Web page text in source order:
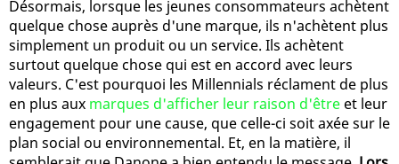
Désormais, lorsque les jeunes consommateurs achètent
quelque chose auprès d'une marque, ils n'achètent plus
simplement un produit ou un service. Ils achètent
surtout quelque chose qui est en accord avec leurs
valeurs. C'est pourquoi les Millennials réclament de plus
en plus aux marques d'afficher leur raison d'être et leur
engagement pour une cause, que celle-ci soit axée sur le
plan social ou environnemental. Et, en la matière, il